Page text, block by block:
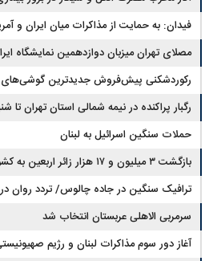
فیدان: به حمایت از مذاکرات میان ایران و
مصلای تهران میزبان دوازدهمین نمایشگاه
رکوردشکنی پیش‌فروش جدیدترین
رگبار پراکنده در نیمه شمالی استان تهران تا
حملات سنگین اسرائیل به لبنان
بازگشت ۳ میلیون و ۱۷ هزار زائر اربعین به کشور
ترافیک سنگین در جاده چالوس/ تردد روان
سرمربی الاهلی عربستان انتخاب شد
آغاز دور سوم مذاکرات لبنان و رژیم